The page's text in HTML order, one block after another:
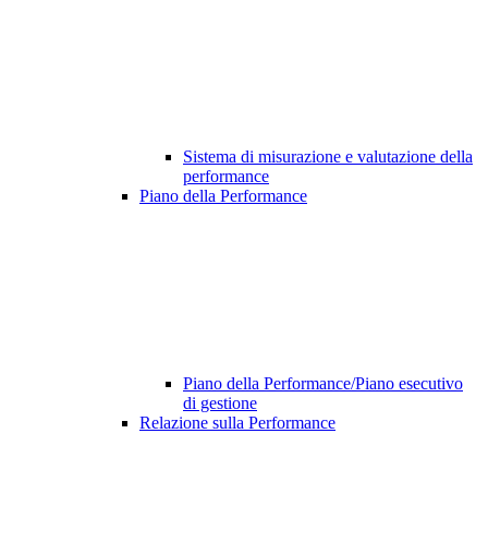
Sistema di misurazione e valutazione della
performance
Piano della Performance
Piano della Performance/Piano esecutivo
di gestione
Relazione sulla Performance